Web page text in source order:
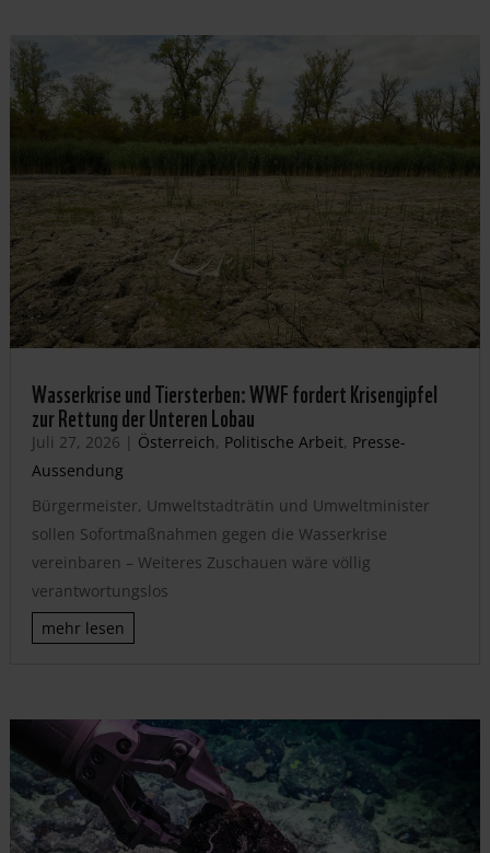
Wasserkrise und Tiersterben: WWF fordert Krisengipfel
zur Rettung der Unteren Lobau
Juli 27, 2026 | Österreich, Politische Arbeit, Presse-
Aussendung
Bürgermeister, Umweltstadträtin und Umweltminister
sollen Sofortmaßnahmen gegen die Wasserkrise
vereinbaren – Weiteres Zuschauen wäre völlig
verantwortungslos
mehr lesen